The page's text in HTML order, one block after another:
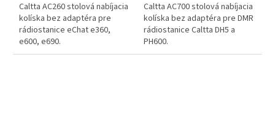
Caltta AC260 stolová nabíjacia
kolíska bez adaptéra pre
rádiostanice eChat e360,
e600, e690.
Caltta AC700 stolová nabíjacia
kolíska bez adaptéra pre DMR
rádiostanice Caltta DH5 a
PH600.